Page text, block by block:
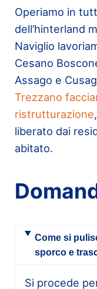
Operiamo in
dell’hinterland
Naviglio
Cesano
Assago e
Trezzano
ristrutturazione
liberato dai
abitato.
Come si
sporco e
Si procede